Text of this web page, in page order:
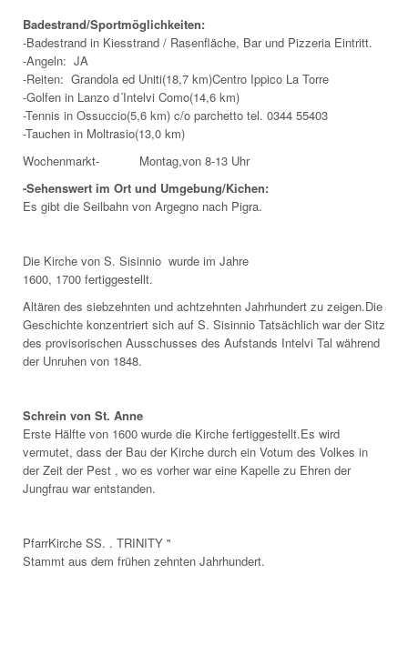
Badestrand/Sportmöglichkeiten:
-Badestrand in Kiesstrand / Rasenfläche, Bar und Pizzeria Eintritt.
-Angeln: JA
-Reiten: Grandola ed Uniti(18,7 km)Centro Ippico La Torre
-Golfen in Lanzo d´Intelvi Como(14,6 km)
-Tennis in Ossuccio(5,6 km) c/o parchetto tel. 0344 55403
-Tauchen in Moltrasio(13,0 km)
Wochenmarkt- Montag,von 8-13 Uhr
-Sehenswert im Ort und Umgebung/Kichen:
Es gibt die Seilbahn von Argegno nach Pigra.
Die Kirche von S. Sisinnio wurde im Jahre
1600, 1700 fertiggestellt.
Altären des siebzehnten und achtzehnten Jahrhundert zu zeigen.Die
Geschichte konzentriert sich auf S. Sisinnio Tatsächlich war der Sitz
des provisorischen Ausschusses des Aufstands Intelvi Tal während
der Unruhen von 1848.
Schrein von St. Anne
Erste Hälfte von 1600 wurde die Kirche fertiggestellt.Es wird
vermutet, dass der Bau der Kirche durch ein Votum des Volkes in
der Zeit der Pest , wo es vorher war eine Kapelle zu Ehren der
Jungfrau war entstanden.
PfarrKirche SS. . TRINITY "
Stammt aus dem frühen zehnten Jahrhundert.